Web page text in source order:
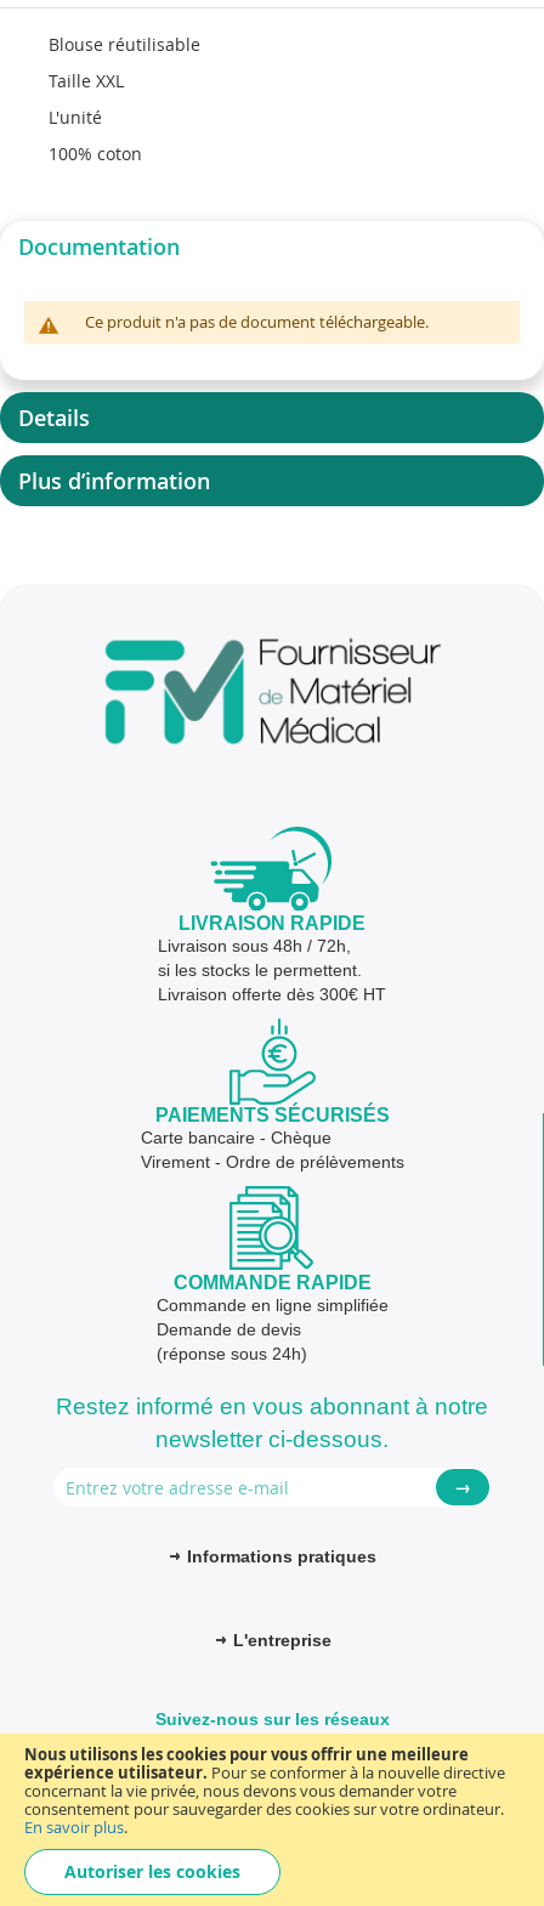
Nous utilisons les cookies pour vous offrir une meilleure
expérience utilisateur. Pour se conformer à la nouvelle directive
concernant la vie privée, nous devons vous demander votre
consentement pour sauvegarder des cookies sur votre ordinateur.
En savoir plus.
Autoriser les cookies
Blouse réutilisable
Taille XXL
L'unité
100% coton
Documentation
Ce produit n'a pas de document téléchargeable.
Details
Plus d’information
LIVRAISON RAPIDE
Livraison sous 48h / 72h,
si les stocks le permettent.
Livraison offerte dès 300€ HT
PAIEMENTS SÉCURISÉS
Carte bancaire - Chèque
Virement - Ordre de prélèvements
COMMANDE RAPIDE
Commande en ligne simplifiée
Demande de devis
(réponse sous 24h)
Restez informé en vous abonnant à notre
newsletter ci-dessous.
→
Informations pratiques
L'entreprise
Suivez-nous sur les réseaux
© FM-médical. Tous droits réservés 2025Termes et Conditions
Choisir
une
general